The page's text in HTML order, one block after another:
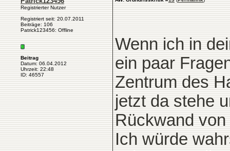
Registrierter Nutzer
Registriert seit: 20.07.2011
Beiträge: 106
Patrick123456: Offline
Beitrag
Datum: 06.04.2012
Uhrzeit: 22:48
ID: 46557
Wenn ich in
ein paar
Zentrum des
jetzt da stehe
Rückwand
Ich würde